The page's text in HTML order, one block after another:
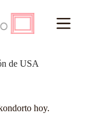
de USA
hoy.